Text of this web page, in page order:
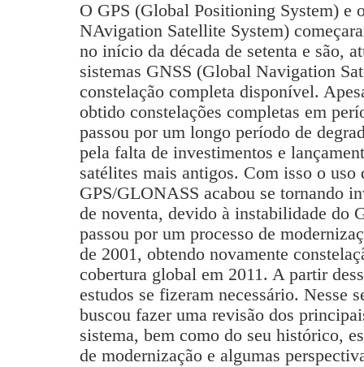
O GPS (Global Positioning System) e
NAvigation Satellite System)
no início da década de setenta e são,
sistemas GNSS (Global Navigation
constelação completa disponível.
obtido constelações completas em
passou por um longo período de
pela falta de investimentos e
satélites mais antigos. Com isso o uso
GPS/GLONASS acabou se tornando
de noventa, devido à instabilidade do
passou por um processo de
de 2001, obtendo novamente
cobertura global em 2011. A partir
estudos se fizeram necessário. Nesse
buscou fazer uma revisão dos
sistema, bem como do seu histórico,
de modernização e algumas